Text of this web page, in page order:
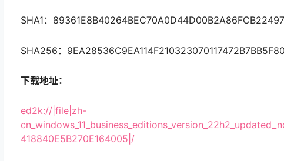
SHA1：
SHA256：
下载地址：
ed2k://|file|zh-
418840E5B270E164005|/